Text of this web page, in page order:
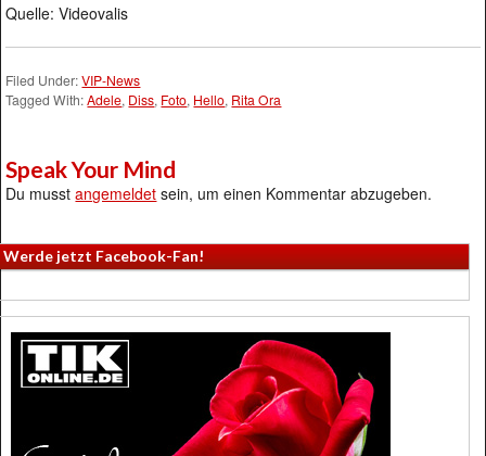
Quelle: Videovalis
Filed Under:VIP-News
Tagged With:Adele, Diss, Foto, Hello, Rita Ora
Speak Your Mind
Du musstangemeldet sein, um einen Kommentar abzugeben.
Werde jetzt Facebook-Fan!